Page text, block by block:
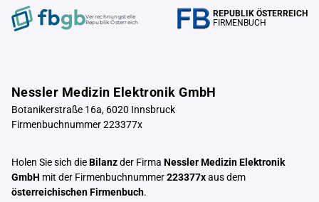
Verrechnungstelle
Republik Österreich
REPUBLIK ÖSTERREICH
FIRMENBUCH
Nessler Medizin Elektronik GmbH
Botanikerstraße 16a, 6020 Innsbruck
Firmenbuchnummer 223377x
Holen Sie sich dieBilanzder Firma Nessler Medizin Elektronik
GmbH mit der Firmenbuchnummer223377xaus dem
österreichischen Firmenbuch.